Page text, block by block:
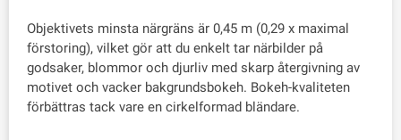
Objektivets minsta närgräns är 0,45 m (0,29 x maximal
förstoring), vilket gör att du enkelt tar närbilder på
godsaker, blommor och djurliv med skarp återgivning av
motivet och vacker bakgrundsbokeh. Bokeh-kvaliteten
förbättras tack vare en cirkelformad bländare.